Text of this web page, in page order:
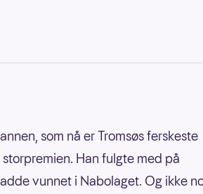
som nå er Tromsøs ferskeste
Han fulgte med på
vunnet i Nabolaget. Og ikke